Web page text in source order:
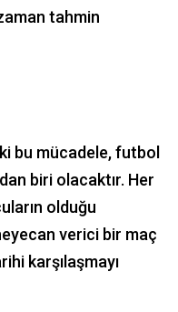
tahmin
bu mücadele, futbol
biri olacaktır. Her
olduğu
verici bir maç
karşılaşmayı